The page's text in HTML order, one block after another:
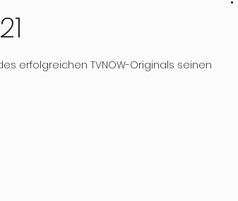
erfolgreichen TVNOW-Originals seinen